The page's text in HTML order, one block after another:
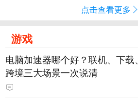
点击查看更多
游戏
电脑加速器哪个好？联机、下载、
跨境三大场景一次说清